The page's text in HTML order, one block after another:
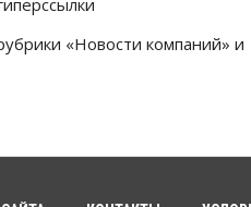
«Новости компаний» и